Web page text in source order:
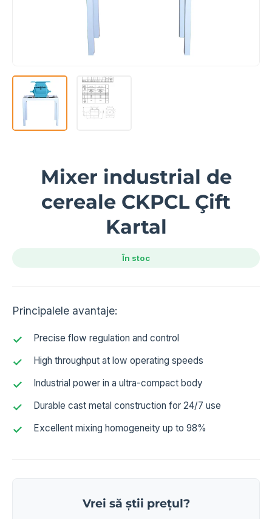
Mixer industrial de
cereale CKPCL Çift
Kartal
În stoc
Principalele avantaje:
Precise flow regulation and control
High throughput at low operating speeds
Industrial power in a ultra-compact body
Durable cast metal construction for 24/7 use
Excellent mixing homogeneity up to 98%
Vrei să știi prețul?